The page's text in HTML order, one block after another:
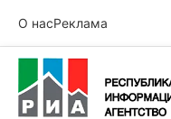
О насРеклама